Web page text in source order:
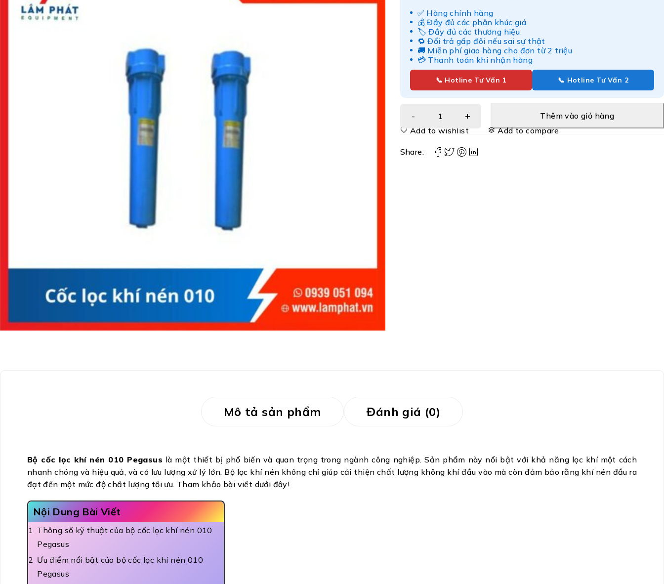
✅ Hàng chính hãng
💰 Đầy đủ các phân khúc giá
🏷️ Đầy đủ các thương hiệu
🔁 Đổi trả gấp đôi nếu sai sự thật
🚚 Miễn phí giao hàng cho đơn từ 2 triệu
💳 Thanh toán khi nhận hàng
📞 Hotline Tư Vấn 1 📞 Hotline Tư Vấn 2
Thêm vào giỏ hàng
Add to wishlist
Add to compare
Share:
Mô tả sản phẩm Đánh giá (0)
Bộ cốc lọc khí nén 010 Pegasus là một thiết bị phổ biến và quan trọng trong ngành công nghiệp. Sản phẩm này nổi bật với khả năng lọc khí một cách
nhanh chóng và hiệu quả, và có lưu lượng xử lý lớn. Bộ lọc khí nén không chỉ giúp cải thiện chất lượng không khí đầu vào mà còn đảm bảo rằng khí nén đầu ra
đạt đến một mức độ chất lượng tối ưu. Tham khảo bài viết dưới đây!
Nội Dung Bài Viết
Thông số kỹ thuật của bộ cốc lọc khí nén 010
Pegasus
Ưu điểm nổi bật của bộ cốc lọc khí nén 010
Pegasus